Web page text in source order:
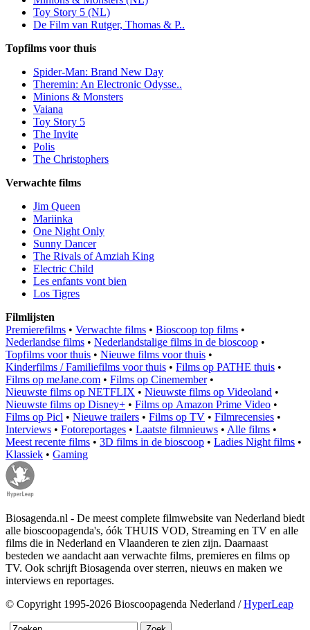
Toy Story 5 (NL)
De Film van Rutger, Thomas & P..
Topfilms voor thuis
Spider-Man: Brand New Day
Theremin: An Electronic Odysse..
Minions & Monsters
Vaiana
Toy Story 5
The Invite
Polis
The Christophers
Verwachte films
Jim Queen
Mariinka
One Night Only
Sunny Dancer
The Rivals of Amziah King
Electric Child
Les enfants vont bien
Los Tigres
Filmlijsten
Premierefilms • Verwachte films • Bioscoop top films •
Nederlandse films • Nederlandstalige films in de bioscoop •
Topfilms voor thuis • Nieuwe films voor thuis •
Kinderfilms / Familiefilms voor thuis • Films op PATHE thuis •
Films op meJane.com • Films op Cinemember•
Nieuwste films op NETFLIX • Nieuwste films op Videoland •
Nieuwste films op Disney+ • Films op Amazon Prime Video •
Films op Picl • Nieuwe trailers • Films op TV • Filmrecensies •
Interviews • Fotoreportages • Laatste filmnieuws • Alle films •
Meest recente films • 3D films in de bioscoop • Ladies Night films •
Klassiek • Gaming
Biosagenda.nl - De meest complete filmwebsite van Nederland biedt
alle bioscoopagenda's, óók THUIS VOD, Streaming en TV en alle
films die in Nederland en Vlaanderen te zien zijn. Daarnaast
besteden we aandacht aan verwachte films, premieres en films op
TV. Ook schrijft Biosagenda over sterren, nieuws en maken we
interviews en reportages.
© Copyright 1995-2026 Bioscoopagenda Nederland /HyperLeap